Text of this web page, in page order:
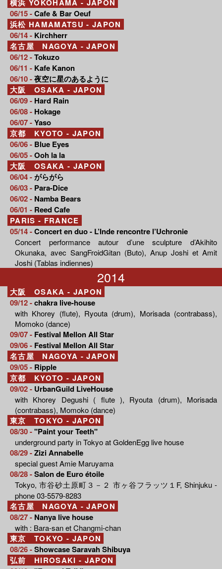
横浜 YOKOHAMA - JAPON
06/15 -Cafe & Bar Oeuf
浜松 HAMAMATSU - JAPON
06/14 - Kirchherr
名古屋 NAGOYA - JAPON
06/12 -Tokuzo
06/11 - Kafe Kanon
06/10 -夜空に星のあるように
大阪 OSAKA - JAPON
06/09 - Hard Rain
06/08 - Hokage
06/07 -Yaso
京都 KYOTO - JAPON
06/06 - Blue Eyes
06/05 -Ooh la la
大阪 OSAKA - JAPON
06/04 -がらがら
06/03 - Para-Dice
06/02 - Namba Bears
06/01 - Reed Cafe
PARIS - FRANCE
05/14 -Concert en duo - L’Inde rencontre l’Uchronie
Concert performance autour d’une sculpture d’Akihito
Okunaka, avec SangFroidGitan (Buto), Anup Joshi et Amit
Joshi (Tablas indiennes)
2014
大阪 OSAKA - JAPON
09/12 -chakra live-house
with Khorey (flute), Ryouta (drum), Morisada (contrabass),
Momoko (dance)
09/07 - Festival Mellon All Star
09/06 - Festival Mellon All Star
名古屋 NAGOYA - JAPON
09/05 - Ripple
京都 KYOTO - JAPON
09/02 - UrbanGuild LiveHouse
with Khorey Degushi ( flute ), Ryouta (drum), Morisada
(contrabass), Momoko (dance)
東京 TOKYO - JAPON
08/30 -"Paint your Teeth"
underground party in Tokyo at GoldenEgg live house
08/29 -Zizi Annabelle
special guest Amie Maruyama
08/28 -Salon de Euro étoile
Tokyo, 市谷砂土原町３－２ 市ヶ谷フラッツ１F, Shinjuku -
phone 03-5579-8283
名古屋 NAGOYA - JAPON
08/27 - Nanya live house
with : Bara-san et Changmi-chan
東京 TOKYO - JAPON
08/26 -Showcase Saravah Shibuya
弘前 HIROSAKI - JAPON